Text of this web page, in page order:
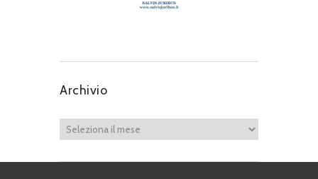
Archivio